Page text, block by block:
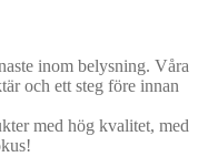
inom belysning. Våra
och ett steg före innan
med hög kvalitet, med